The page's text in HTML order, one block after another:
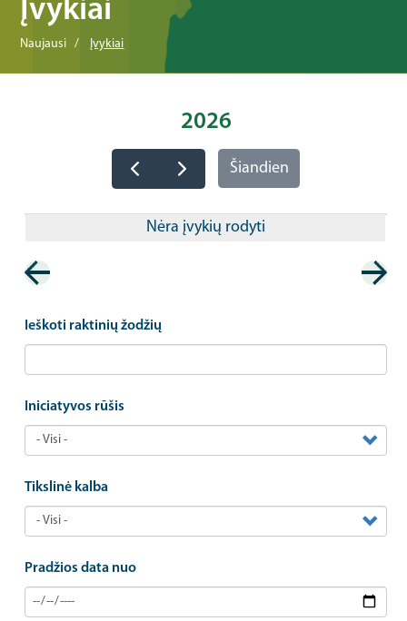
Įvykiai
Naujausi Įvykiai
Šiandien
2026
Nėra įvykių rodyti
Pagination
Ieškoti raktinių žodžių
Iniciatyvos rūšis
Tikslinė kalba
Pradžios data nuo